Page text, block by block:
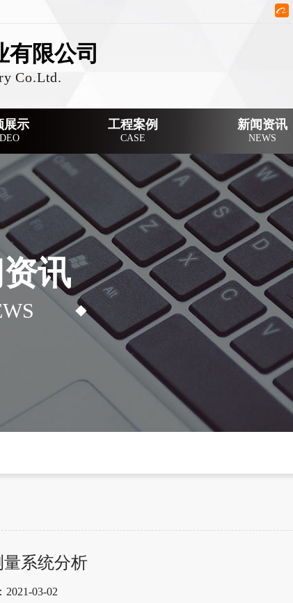
限公司
Co.Ltd.
展示 工程案例
CASE
新闻资讯
NEWS
讯
系统分析
2021-03-02